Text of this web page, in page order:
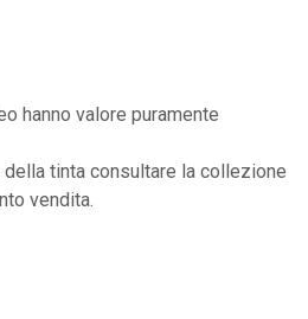
hanno valore puramente
tinta consultare la collezione
vendita.